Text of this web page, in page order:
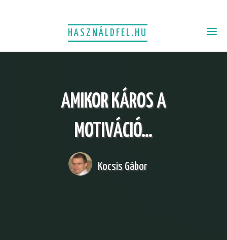
HASZNÁLDFEL.HU
AMIKOR KÁROS A
MOTIVÁCIÓ…
Kocsis Gábor